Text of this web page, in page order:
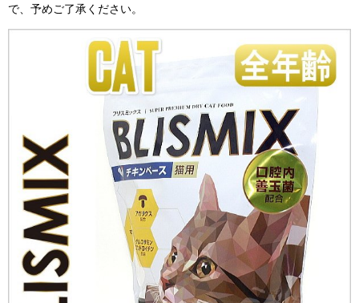
で、予めご了承ください。